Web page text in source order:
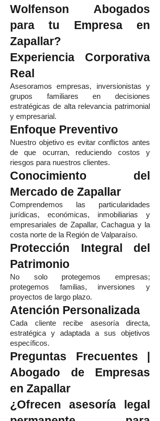
Wolfenson Abogados
para tu Empresa en
Zapallar?
Experiencia Corporativa
Real
Asesoramos empresas, inversionistas y
grupos familiares en decisiones
estratégicas de alta relevancia patrimonial
y empresarial.
Enfoque Preventivo
Nuestro objetivo es evitar conflictos antes
de que ocurran, reduciendo costos y
riesgos para nuestros clientes.
Conocimiento del
Mercado de Zapallar
Comprendemos las particularidades
jurídicas, económicas, inmobiliarias y
empresariales de Zapallar, Cachagua y la
costa norte de la Región de Valparaíso.
Protección Integral del
Patrimonio
No solo protegemos empresas;
protegemos familias, inversiones y
proyectos de largo plazo.
Atención Personalizada
Cada cliente recibe asesoría directa,
estratégica y adaptada a sus objetivos
específicos.
Preguntas Frecuentes |
Abogado de Empresas
en Zapallar
¿Ofrecen asesoría legal